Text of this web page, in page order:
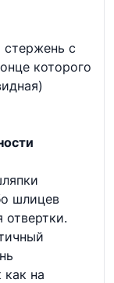
стержень с
которого
шлицев
отвертки.
как на